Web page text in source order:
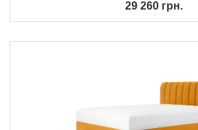
29 260 грн.